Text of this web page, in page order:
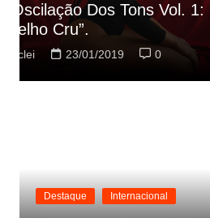
referencias do clipe de
música
Rociclei 22/01/2019
Destaque Internacional